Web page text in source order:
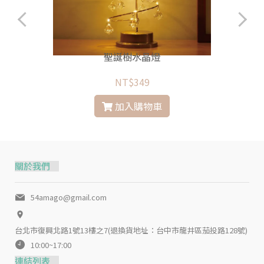
聖誕樹水晶燈
NT$349
加入購物車
關於我們
54amago@gmail.com
台北市復興北路1號13樓之7(退換貨地址：台中市龍井區茄投路128號)
10:00~17:00
連結列表